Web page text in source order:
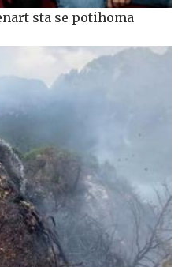
sta se potihoma